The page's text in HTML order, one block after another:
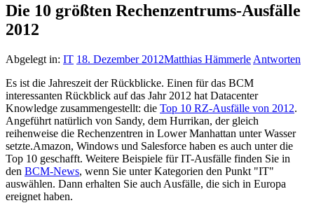
Die 10 größten Rechenzentrums-Ausfälle
2012
Abgelegt in: IT 18. Dezember 2012Matthias Hämmerle Antworten
Es ist die Jahreszeit der Rückblicke. Einen für das BCM
interessanten Rückblick auf das Jahr 2012 hat Datacenter
Knowledge zusammengestellt: die Top 10 RZ-Ausfälle von 2012.
Angeführt natürlich von Sandy, dem Hurrikan, der gleich
reihenweise die Rechenzentren in Lower Manhattan unter Wasser
setzte.Amazon, Windows und Salesforce haben es auch unter die
Top 10 geschafft. Weitere Beispiele für IT-Ausfälle finden Sie in
den BCM-News, wenn Sie unter Kategorien den Punkt "IT"
auswählen. Dann erhalten Sie auch Ausfälle, die sich in Europa
ereignet haben.